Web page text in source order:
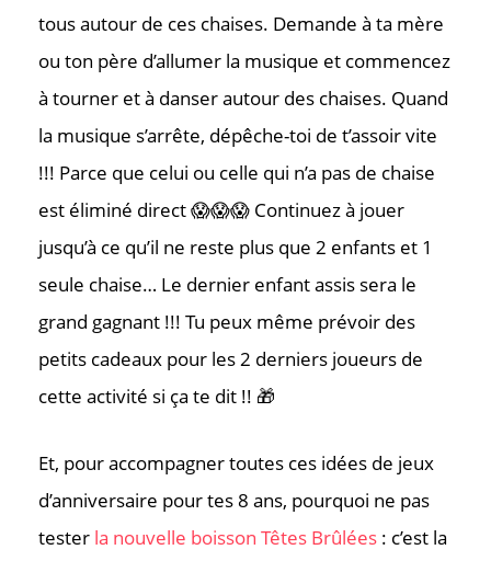
Où nous
tous autour de ces chaises. Demande à ta mère
ou ton père d’allumer la musique et commencez
à tourner et à danser autour des chaises. Quand
la musique s’arrête, dépêche-toi de t’assoir vite
!!! Parce que celui ou celle qui n’a pas de chaise
est éliminé direct 😱😱😱 Continuez à jouer
jusqu’à ce qu’il ne reste plus que 2 enfants et 1
seule chaise… Le dernier enfant assis sera le
grand gagnant !!! Tu peux même prévoir des
petits cadeaux pour les 2 derniers joueurs de
cette activité si ça te dit !! 🎁
Et, pour accompagner toutes ces idées de jeux
d’anniversaire pour tes 8 ans, pourquoi ne pas
tester la nouvelle boisson Têtes Brûlées : c’est la